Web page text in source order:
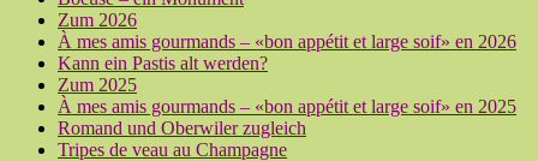
Zum 2026
À mes amis gourmands – «bon appétit et large soif» en 2026
Kann ein Pastis alt werden?
Zum 2025
À mes amis gourmands – «bon appétit et large soif» en 2025
Romand und Oberwiler zugleich
Tripes de veau au Champagne